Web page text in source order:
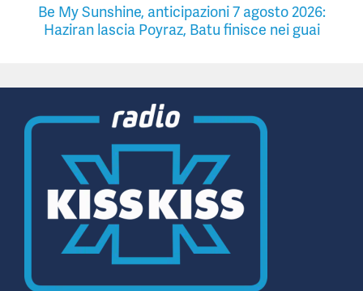
Be My Sunshine, anticipazioni 7 agosto 2026:
Haziran lascia Poyraz, Batu finisce nei guai